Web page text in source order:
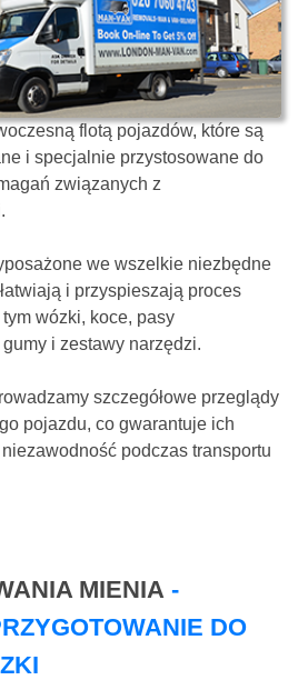
flotą pojazdów, które są
i specjalnie przystosowane do
związanych z
we wszelkie niezbędne
i przyspieszają proces
wózki, koce, pasy
i zestawy narzędzi.
szczegółowe przeglądy
pojazdu, co gwarantuje ich
podczas transportu
MIENIA -
DO